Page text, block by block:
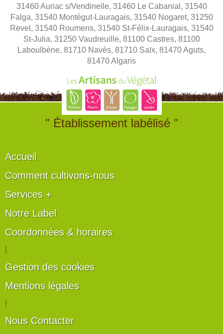
31460 Auriac s/Vendinelle, 31460 Le Cabanial, 31540
Falga, 31540 Montégut-Lauragais, 31540 Nogaret, 31250
Revel, 31540 Roumens, 31540 St-Félix-Lauragais, 31540
St-Julia, 31250 Vaudreuille, 81100 Castres, 81100
Laboulbène, 81710 Navès, 81710 Saïx, 81470 Aguts,
81470 Algans
" Établissement labélisé "
Accueil
Comment cultivons-nous
Services +
Notre Label
Coordonnées & horaires
Gestion des cookies
Mentions légales
Nous Contacter